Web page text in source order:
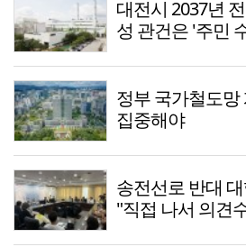
대전시 2037년
성 관건은 '주민
정부 국가철도
집중해야
송전선로 반대
"직접 나서 의견